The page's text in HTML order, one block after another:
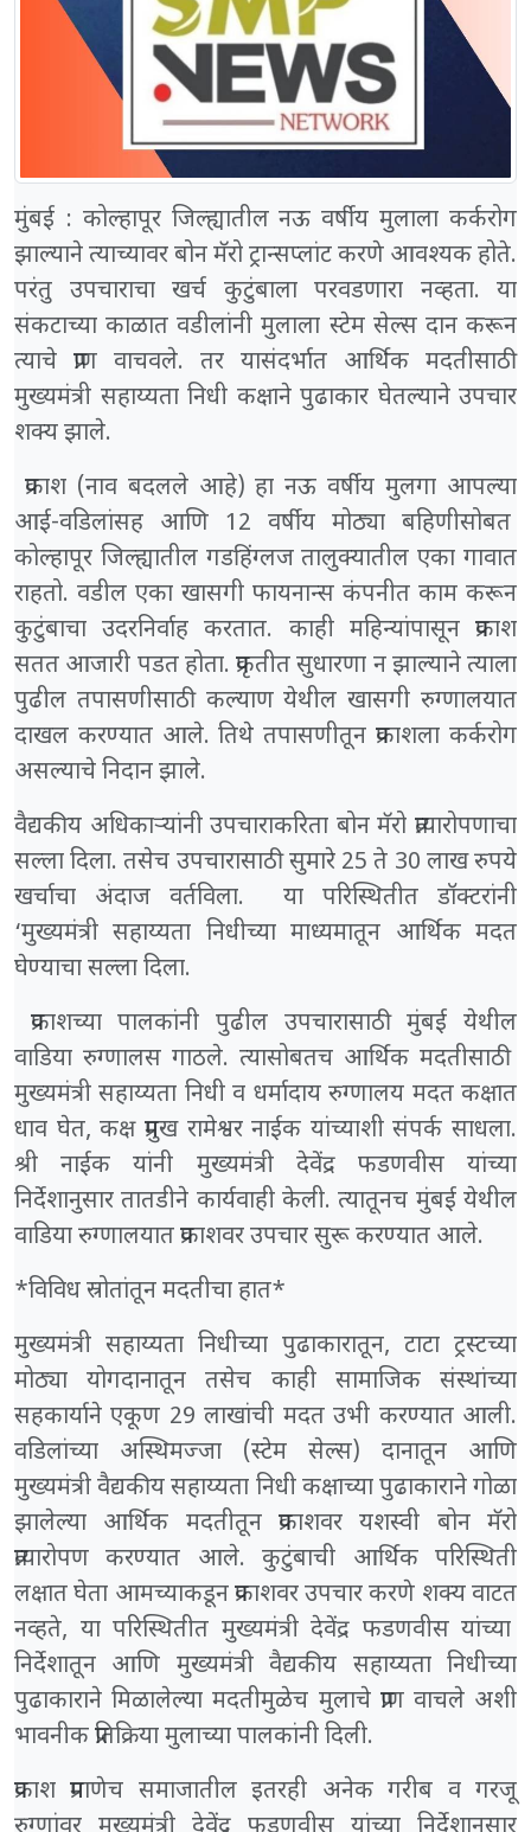
मुंबई : कोल्हापूर जिल्ह्यातील नऊ वर्षीय मुलाला कर्करोग
झाल्याने त्याच्यावर बोन मॅरो ट्रान्सप्लांट करणे आवश्यक होते.
परंतु उपचाराचा खर्च कुटुंबाला परवडणारा नव्हता. या
संकटाच्या काळात वडीलांनी मुलाला स्टेम सेल्स दान करून
त्याचे प्राण वाचवले. तर यासंदर्भात आर्थिक मदतीसाठी
मुख्यमंत्री सहाय्यता निधी कक्षाने पुढाकार घेतल्याने उपचार
शक्य झाले.
प्रकाश (नाव बदलले आहे) हा नऊ वर्षीय मुलगा आपल्या
आई-वडिलांसह आणि 12 वर्षीय मोठ्या बहिणीसोबत
कोल्हापूर जिल्ह्यातील गडहिंग्लज तालुक्यातील एका गावात
राहतो. वडील एका खासगी फायनान्स कंपनीत काम करून
कुटुंबाचा उदरनिर्वाह करतात. काही महिन्यांपासून प्रकाश
सतत आजारी पडत होता. प्रकृतीत सुधारणा न झाल्याने त्याला
पुढील तपासणीसाठी कल्याण येथील खासगी रुग्णालयात
दाखल करण्यात आले. तिथे तपासणीतून प्रकाशला कर्करोग
असल्याचे निदान झाले.
वैद्यकीय अधिकाऱ्यांनी उपचाराकरिता बोन मॅरो प्रत्यारोपणाचा
सल्ला दिला. तसेच उपचारासाठी सुमारे 25 ते 30 लाख रुपये
खर्चाचा अंदाज वर्तविला. या परिस्थितीत डॉक्टरांनी
‘मुख्यमंत्री सहाय्यता निधीच्या माध्यमातून आर्थिक मदत
घेण्याचा सल्ला दिला.
प्रकाशच्या पालकांनी पुढील उपचारासाठी मुंबई येथील
वाडिया रुग्णालस गाठले. त्यासोबतच आर्थिक मदतीसाठी
मुख्यमंत्री सहाय्यता निधी व धर्मादाय रुग्णालय मदत कक्षात
धाव घेत, कक्ष प्रमुख रामेश्वर नाईक यांच्याशी संपर्क साधला.
श्री नाईक यांनी मुख्यमंत्री देवेंद्र फडणवीस यांच्या
निर्देशानुसार तातडीने कार्यवाही केली. त्यातूनच मुंबई येथील
वाडिया रुग्णालयात प्रकाशवर उपचार सुरू करण्यात आले.
*विविध स्रोतांतून मदतीचा हात*
मुख्यमंत्री सहाय्यता निधीच्या पुढाकारातून, टाटा ट्रस्टच्या
मोठ्या योगदानातून तसेच काही सामाजिक संस्थांच्या
सहकार्याने एकूण 29 लाखांची मदत उभी करण्यात आली.
वडिलांच्या अस्थिमज्जा (स्टेम सेल्स) दानातून आणि
मुख्यमंत्री वैद्यकीय सहाय्यता निधी कक्षाच्या पुढाकाराने गोळा
झालेल्या आर्थिक मदतीतून प्रकाशवर यशस्वी बोन मॅरो
प्रत्यारोपण करण्यात आले. कुटुंबाची आर्थिक परिस्थिती
लक्षात घेता आमच्याकडून प्रकाशवर उपचार करणे शक्य वाटत
नव्हते, या परिस्थितीत मुख्यमंत्री देवेंद्र फडणवीस यांच्या
निर्देशातून आणि मुख्यमंत्री वैद्यकीय सहाय्यता निधीच्या
पुढाकाराने मिळालेल्या मदतीमुळेच मुलाचे प्राण वाचले अशी
भावनीक प्रतिक्रिया मुलाच्या पालकांनी दिली.
प्रकाश प्रमाणेच समाजातील इतरही अनेक गरीब व गरजू